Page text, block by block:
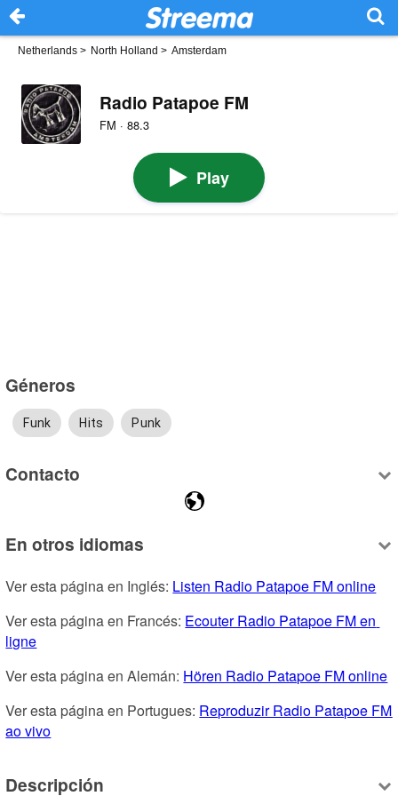
Netherlands > North Holland > Amsterdam
Radio Patapoe FM
FM · 88.3
Play
Géneros
Funk Hits Punk
Contacto
En otros idiomas
Ver esta página en Inglés: Listen Radio Patapoe FM online
Ver esta página en Francés: Ecouter Radio Patapoe FM en
ligne
Ver esta página en Alemán: Hören Radio Patapoe FM online
Ver esta página en Portugues: Reproduzir Radio Patapoe FM
ao vivo
Descripción